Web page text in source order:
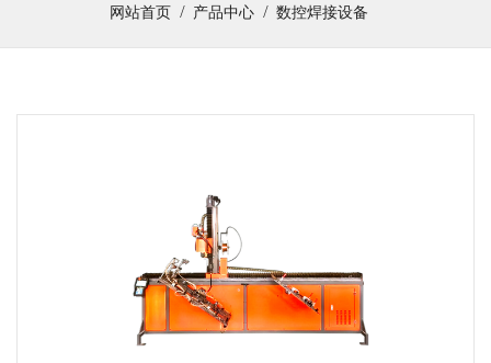
网站首页 产品中心 数控焊接设备